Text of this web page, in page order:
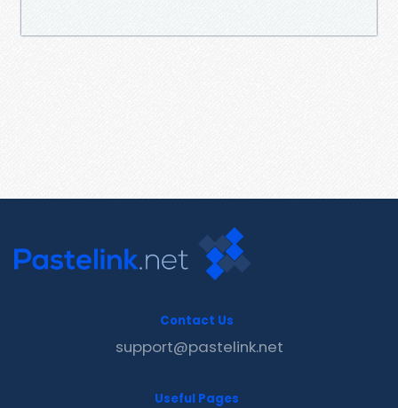
Contact Us
support@pastelink.net
Useful Pages